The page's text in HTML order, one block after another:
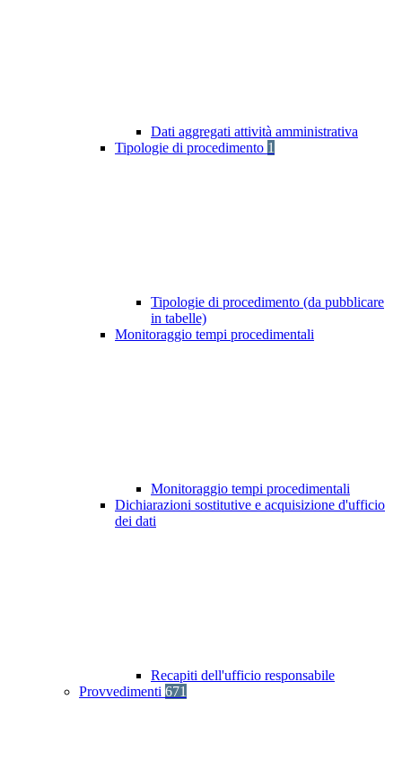
Dati aggregati attività amministrativa
Tipologie di procedimento 1
Tipologie di procedimento (da pubblicare
in tabelle)
Monitoraggio tempi procedimentali
Monitoraggio tempi procedimentali
Dichiarazioni sostitutive e acquisizione d'ufficio
dei dati
Recapiti dell'ufficio responsabile
Provvedimenti 671